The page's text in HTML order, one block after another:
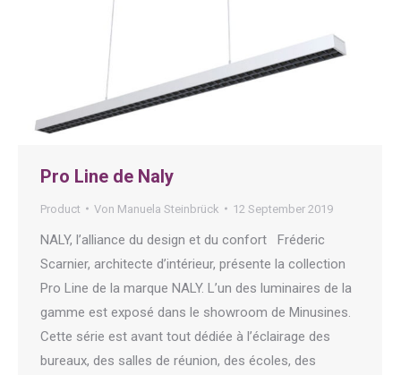
Pro Line de Naly
Product Von Manuela Steinbrück 12 September 2019
NALY, l’alliance du design et du confort Fréderic
Scarnier, architecte d’intérieur, présente la collection
Pro Line de la marque NALY. L’un des luminaires de la
gamme est exposé dans le showroom de Minusines.
Cette série est avant tout dédiée à l’éclairage des
bureaux, des salles de réunion, des écoles, des